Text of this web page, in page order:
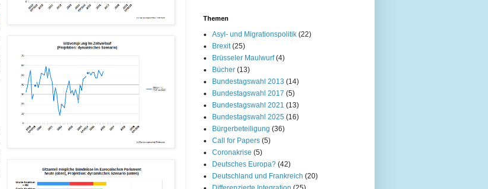
Themen
Asyl- und Migrationspolitik (22)
Brexit (25)
Brüsseler Maulwurf (4)
Bücher (13)
Bundestagswahl 2013 (14)
Bundestagswahl 2017 (5)
Bundestagswahl 2021 (13)
Bundestagswahl 2025 (16)
Bürgerbeteiligung (36)
Call for Papers (5)
Coronakrise (5)
Deutsches Europa? (42)
Deutschland und Frankreich (20)